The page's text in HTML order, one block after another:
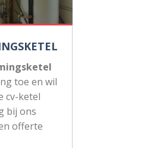
toe en wil
cv-ketel
bij ons
offerte